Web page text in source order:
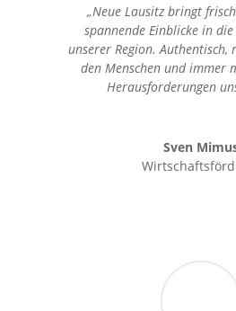
„Neue Lausitz bringt
spannende Einblicke in
unserer Region.
den Menschen und immer
Herausforderungen
Sven